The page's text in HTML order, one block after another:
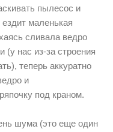
пылесос и
маленькая
сливала ведро
(у нас из-за строения
теперь аккуратно
и
под краном.
шума (это еще один